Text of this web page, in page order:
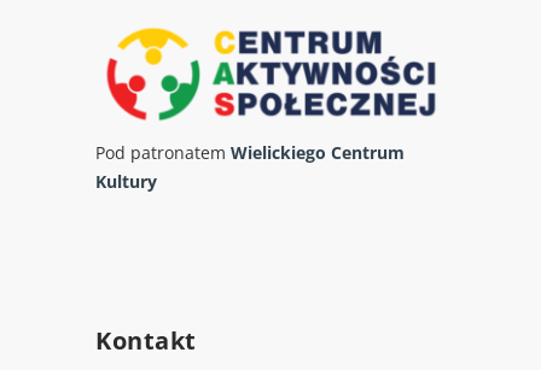
Pod patronatem Wielickiego Centrum
Kultury
Kontakt